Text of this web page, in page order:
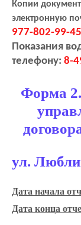
Копии
электронную
977-802-99-45
Показания
телефону: 8-
Форма
ул.
Дата начала
Дата конца